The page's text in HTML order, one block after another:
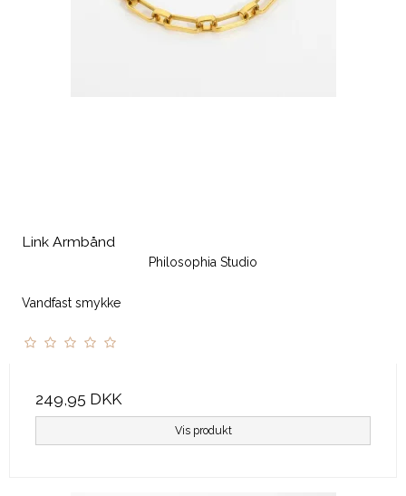
Link Armbånd
Philosophia Studio
Vandfast smykke
249,95 DKK
Vis produkt